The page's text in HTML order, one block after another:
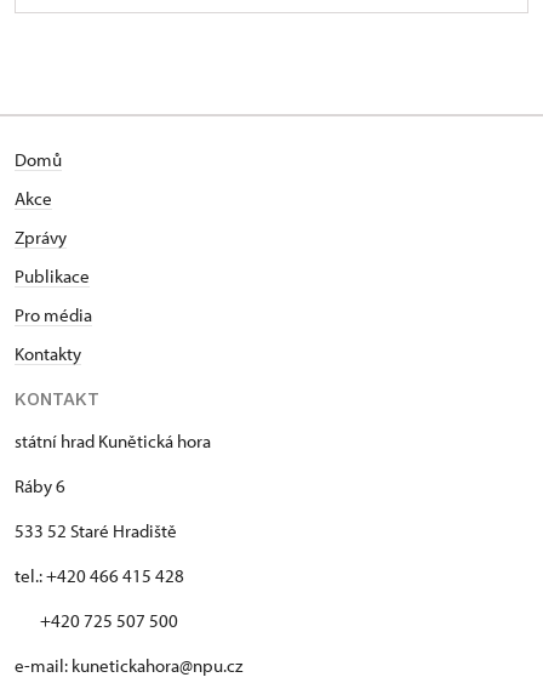
Domů
Akce
Zprávy
Publikace
Pro média
Kontakty
KONTAKT
státní hrad Kunětická hora
Ráby 6
533 52 Staré Hradiště
tel.: +420 466 415 428
+420 725 507 500
e-mail: kunetickahora@npu.cz